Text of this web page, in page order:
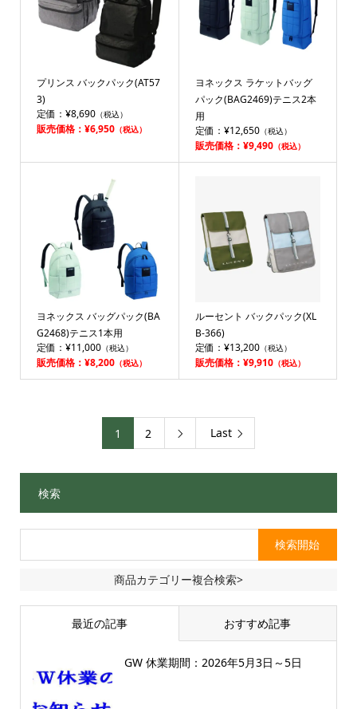
プリンス バックパック(AT57
3)
定価：¥8,690（税込）
販売価格：¥6,950（税込）
ヨネックス ラケットバッグ
パック(BAG2469)テニス2本
用
定価：¥12,650（税込）
販売価格：¥9,490（税込）
ヨネックス バッグパック(BA
G2468)テニス1本用
定価：¥11,000（税込）
販売価格：¥8,200（税込）
ルーセント バックパック(XL
B-366)
定価：¥13,200（税込）
販売価格：¥9,910（税込）
1 2  Last
検索
商品カテゴリー複合検索>
最近の記事 おすすめ記事
GW 休業期間：2026年5月3日～5日